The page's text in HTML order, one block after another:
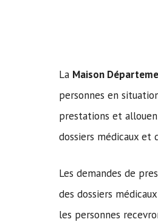
La Maison
personnes en
prestations et
dossiers médicaux et
Les demandes de
des dossiers
les personnes